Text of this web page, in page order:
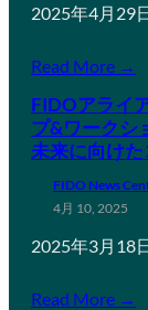
2025年4月29
Read More →
FIDOアライ
プ&ワークシ
未来に向け
FIDO News
4月 10, 2025
2025年3月18
Read More →